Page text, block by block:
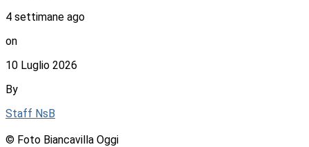
4 settimane ago
on
10 Luglio 2026
By
Staff NsB
© Foto Biancavilla Oggi